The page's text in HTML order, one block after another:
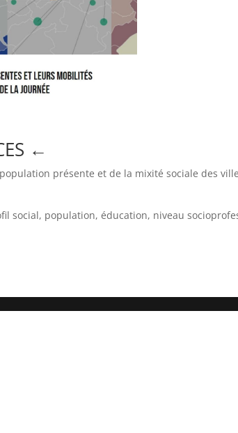
←
présente et de la mixité sociale des
social, population, éducation, niveau